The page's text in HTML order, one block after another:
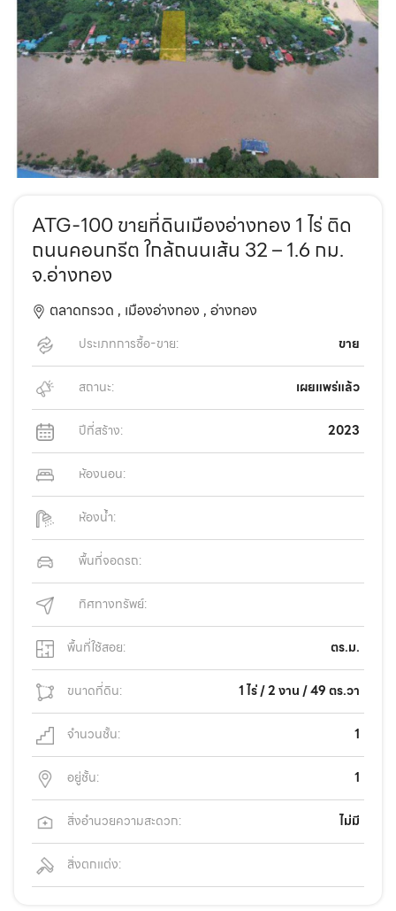
ATG-100 ขายที่ดินเมืองอ่างทอง 1 ไร่ ติด
ถนนคอนกรีต ใกล้ถนนเส้น 32 – 1.6 กม.
จ.อ่างทอง
ตลาดกรวด , เมืองอ่างทอง , อ่างทอง
ประเภทการซื้อ-ขาย: ขาย
สถานะ: เผยแพร่แล้ว
ปีที่สร้าง: 2023
ห้องนอน:
ห้องน้ำ:
พื้นที่จอดรถ:
ทิศทางทรัพย์:
พื้นที่ใช้สอย: ตร.ม.
ขนาดที่ดิน: 1 ไร่ / 2 งาน / 49 ตร.วา
จำนวนชั้น: 1
อยู่ชั้น: 1
สิ่งอำนวยความสะดวก: ไม่มี
สิ่งตกแต่ง: